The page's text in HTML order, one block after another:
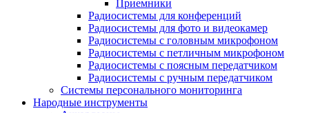
Приемники
Радиосистемы для конференций
Радиосистемы для фото и видеокамер
Радиосистемы с головным микрофоном
Радиосистемы с петличным микрофоном
Радиосистемы с поясным передатчиком
Радиосистемы с ручным передатчиком
Системы персонального мониторинга
Народные инструменты